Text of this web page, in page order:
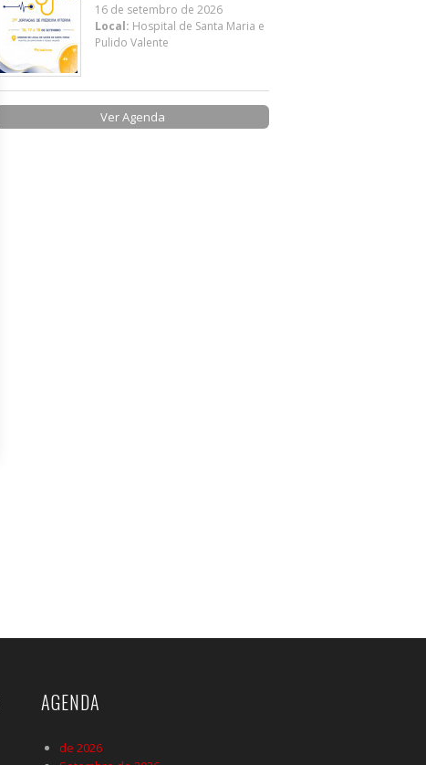
16 de setembro de 2026
Local: Hospital de Santa Maria e
Pulido Valente
Ver Agenda
AGENDA
de 2026